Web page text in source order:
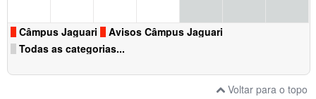
Câmpus Jaguari
Avisos Câmpus Jaguari
Todas as categorias...
Voltar para o topo